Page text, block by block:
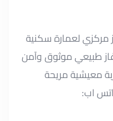
مركزي لعمارة سكنية
و 16 شقة ✅ غاز طبيعي موثوق وآمن
معيشية مريحة
اب: